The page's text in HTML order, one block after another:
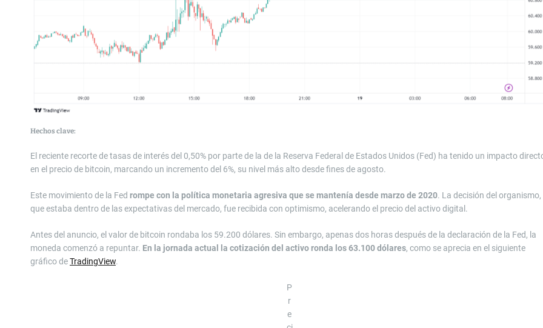
Hechos clave:
El reciente recorte de tasas de interés del 0,50% por parte de la de la Reserva Federal de Estados Unidos (Fed) ha tenido un impacto
en el precio de bitcoin, marcando un incremento del 6%, su nivel más alto desde fines de agosto.
Este movimiento de la Fed rompe con la política monetaria agresiva que se mantenía desde marzo de 2020. La decisión del organismo,
que estaba dentro de las expectativas del mercado, fue recibida con optimismo, acelerando el precio del activo digital.
Antes del anuncio, el valor de bitcoin rondaba los 59.200 dólares. Sin embargo, apenas dos horas después de la declaración de la Fed, la
moneda comenzó a repuntar. En la jornada actual la cotización del activo ronda los 63.100 dólares, como se aprecia en el siguiente
gráfico deTradingView.
P
r
e